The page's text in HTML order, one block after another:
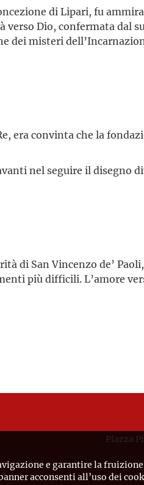
di Lipari, fu
verso Dio, confermata dal
dei misteri
era convinta che la
nel seguire il disegno
di San Vincenzo de’
più difficili. L’amore
Piazza
e garantire la
acconsenti all’uso dei